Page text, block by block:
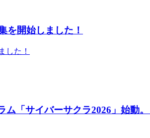
を開始しました！
した！
「サイバーサクラ2026」始動